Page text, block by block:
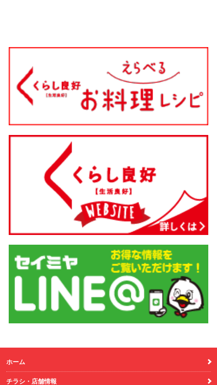
ホーム
チラシ・店舗情報